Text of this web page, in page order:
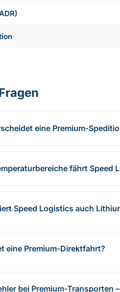
eine Premium-
fährt Speed
Speed Logistics auch
eine Premium-Direktfahrt?
bei Premium-Transporten